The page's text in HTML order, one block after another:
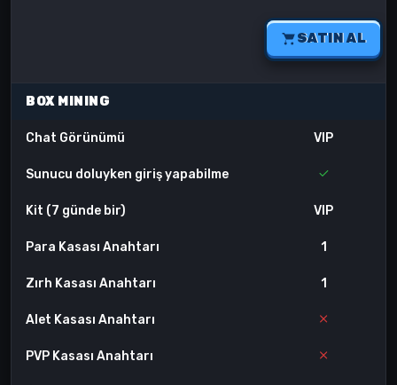
SATIN AL
BOX MINING
Chat Görünümü VIP
Sunucu doluyken giriş yapabilme
Kit (7 günde bir) VIP
Para Kasası Anahtarı 1
Zırh Kasası Anahtarı 1
Alet Kasası Anahtarı
PVP Kasası Anahtarı